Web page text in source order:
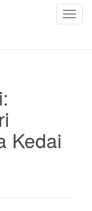
T
Kedai